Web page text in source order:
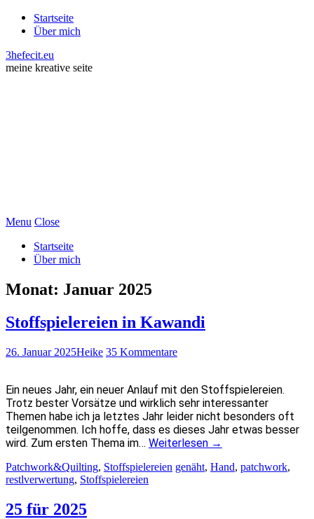
Startseite
Über mich
3hefecit.eu
meine kreative seite
Menu Close
Startseite
Über mich
Monat: Januar 2025
Stoffspielereien in Kawandi
26. Januar 2025Heike 35 Kommentare
Ein neues Jahr, ein neuer Anlauf mit den Stoffspielereien.
Trotz bester Vorsätze und wirklich sehr interessanter
Themen habe ich ja letztes Jahr leider nicht besonders oft
teilgenommen. Ich hoffe, dass es dieses Jahr etwas besser
wird. Zum ersten Thema im… Weiterlesen →
Patchwork&Quilting, Stoffspielereien genäht, Hand, patchwork,
restlverwertung, Stoffspielereien
25 für 2025